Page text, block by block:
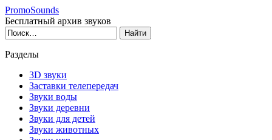
PromoSounds
Бесплатный архив звуков
Разделы
3D звуки
Заставки телепередач
Звуки воды
Звуки деревни
Звуки для детей
Звуки животных